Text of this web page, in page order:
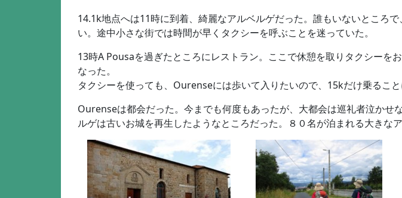
14.1k地点へは11時に到着、綺麗なアルベルゲだった。誰もいないところ
い。途中小さな街では時間が早くタクシーを呼ぶことを迷っていた。
13時A Pousaを過ぎたところにレストラン。ここで休憩を取りタクシー
なった。
タクシーを使っても、Ourenseには歩いて入りたいので、15kだけ乗ること
Ourenseは都会だった。今までも何度もあったが、大都会は巡礼者泣か
ルゲは古いお城を再生したようなところだった。８０名が泊まれる大きな